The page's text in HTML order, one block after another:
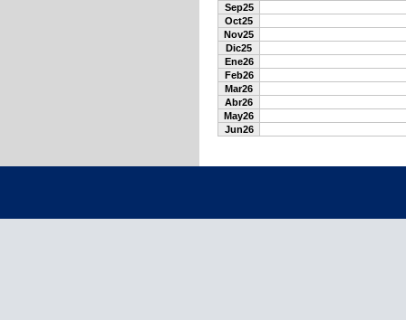
Sep25
Oct25
Nov25
Dic25
Ene26
Feb26
Mar26
Abr26
May26
Jun26